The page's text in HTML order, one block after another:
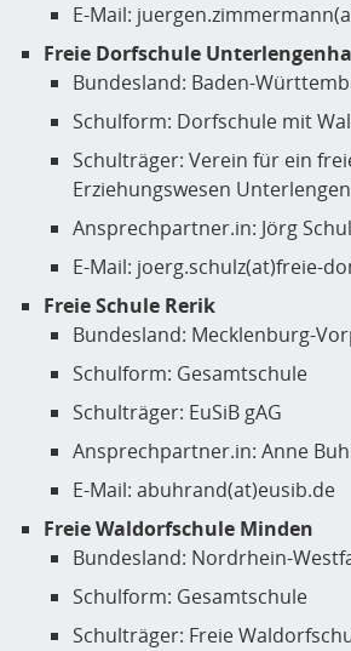
E-Mail:
Freie Dorfschule
Bundesland: Baden-
Schulform: Dorfschule mit
Schulträger: Verein für ein
Erziehungswesen
Ansprechpartner.in: Jörg
E-Mail: joerg.schulz(at)freie-
Freie Schule Rerik
Bundesland: Mecklenburg-
Schulform: Gesamtschule
Schulträger: EuSiB gAG
Ansprechpartner.in: Anne
E-Mail: abuhrand(at)eusib.de
Freie Waldorfschule Minden
Bundesland: Nordrhein-
Schulform: Gesamtschule
Schulträger: Freie